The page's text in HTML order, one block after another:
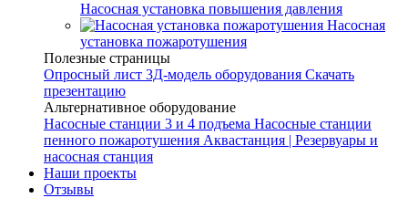
Насосная установка повышения давления
Насосная
установка пожаротушения
Полезные страницы
Опросный лист 3Д-модель оборудования Скачать
презентацию
Альтернативное оборудование
Насосные станции 3 и 4 подъема Насосные станции
пенного пожаротушения Аквастанция | Резервуары и
насосная станция
Наши проекты
Отзывы